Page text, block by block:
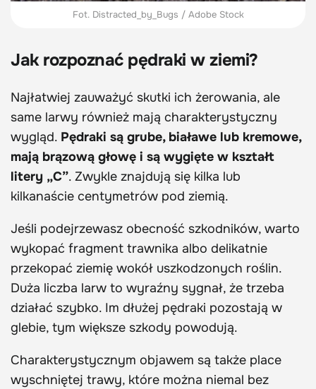
Fot. Distracted_by_Bugs / Adobe Stock
Jak rozpoznać pędraki w ziemi?
Najłatwiej zauważyć skutki ich żerowania, ale
same larwy również mają charakterystyczny
wygląd. Pędraki są grube, białawe lub kremowe,
mają brązową głowę i są wygięte w kształt
litery „C”. Zwykle znajdują się kilka lub
kilkanaście centymetrów pod ziemią.
Jeśli podejrzewasz obecność szkodników, warto
wykopać fragment trawnika albo delikatnie
przekopać ziemię wokół uszkodzonych roślin.
Duża liczba larw to wyraźny sygnał, że trzeba
działać szybko. Im dłużej pędraki pozostają w
glebie, tym większe szkody powodują.
Charakterystycznym objawem są także place
wyschniętej trawy, które można niemal bez